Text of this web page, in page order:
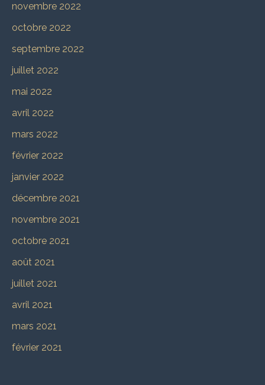
novembre 2022
octobre 2022
septembre 2022
juillet 2022
mai 2022
avril 2022
mars 2022
février 2022
janvier 2022
décembre 2021
novembre 2021
octobre 2021
août 2021
juillet 2021
avril 2021
mars 2021
février 2021